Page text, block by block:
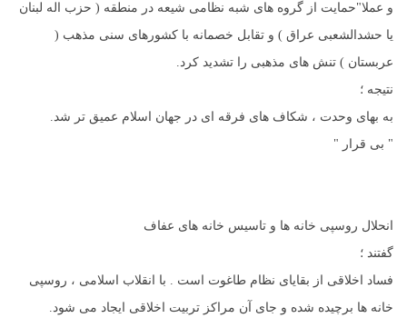
و عملا"حمایت از گروه های شبه نظامی شیعه در منطقه ( حزب اله لبنان
یا حشدالشعبی عراق ) و تقابل خصمانه با کشورهای سنی مذهب (
عربستان ) تنش های مذهبی را تشدید کرد.
نتیجه ؛
به بهای وحدت ، شکاف های فرقه ای در جهان اسلام عمیق تر شد.
" بی قرار "
انحلال روسپی خانه ها و تاسیس خانه های عفاف
گفتند ؛
فساد اخلاقی از بقایای نظام طاغوت است . با انقلاب اسلامی ، روسپی
خانه ها برچیده شده و جای آن مراکز تربیت اخلاقی ایجاد می شود.